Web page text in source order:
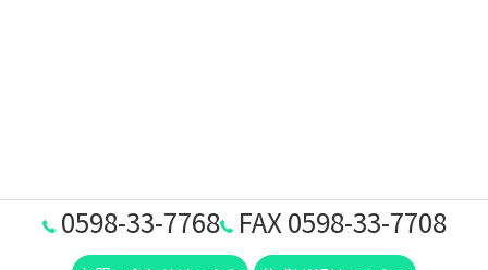
0598-33-7768 FAX 0598-33-7708